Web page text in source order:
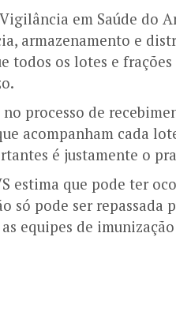
em Saúde do
armazenamento e
todos os lotes e
processo de
acompanham cada
é justamente o
estima que pode ter
só pode ser repassada
equipes de